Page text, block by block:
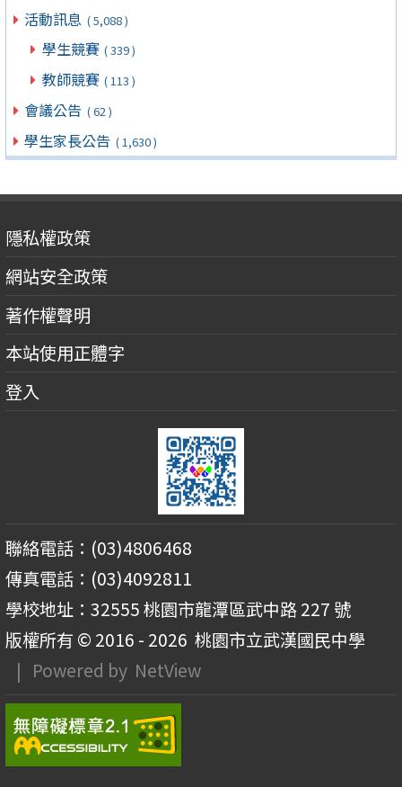
活動訊息 ( 5,088 )
學生競賽 ( 339 )
教師競賽 ( 113 )
會議公告 ( 62 )
學生家長公告 ( 1,630 )
隱私權政策
網站安全政策
著作權聲明
本站使用正體字
登入
聯絡電話：(03)4806468
傳真電話：(03)4092811
學校地址：32555 桃園市龍潭區武中路 227 號
版權所有 © 2016 - 2026 桃園市立武漢國民中學
| Powered by NetView